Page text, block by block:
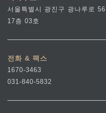
서울특별시 광진구 광나루로
17층 03호
전화 & 팩스
1670-3463
031-840-5832